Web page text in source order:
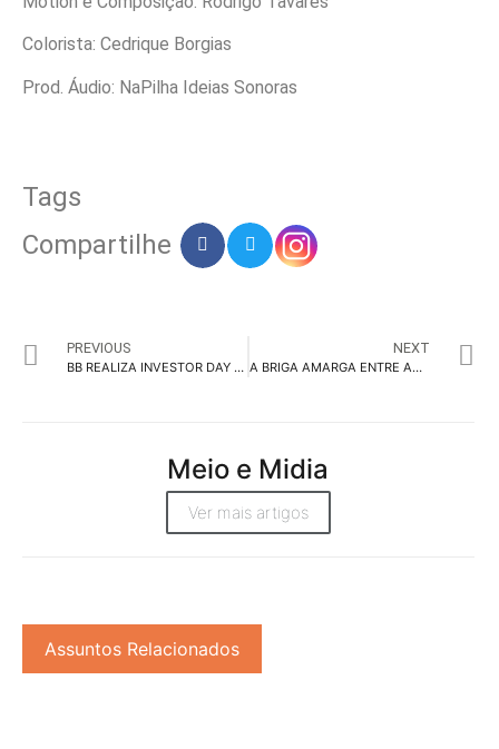
Colorista: Cedrique Borgias
Prod. Áudio: NaPilha Ideias Sonoras
Tags
Compartilhe
PREVIOUS
BB REALIZA INVESTOR DAY EM NY
NEXT
A BRIGA AMARGA ENTRE AMBEV E HEINEKEN
Meio e Midia
Ver mais artigos
Assuntos Relacionados